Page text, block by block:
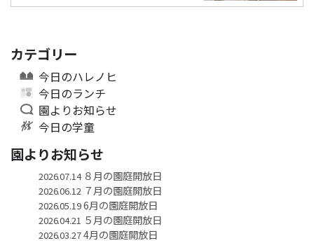
カテゴリー
今日のハレノヒ
今日のランチ
園よりお知らせ
今日の学童
園よりお知らせ
2026.07.14８月の園庭開放日
2026.06.12７月の園庭開放日
2026.05.196月の園庭開放日
2026.04.21 ５月の園庭開放日
2026.03.274月の園庭開放日